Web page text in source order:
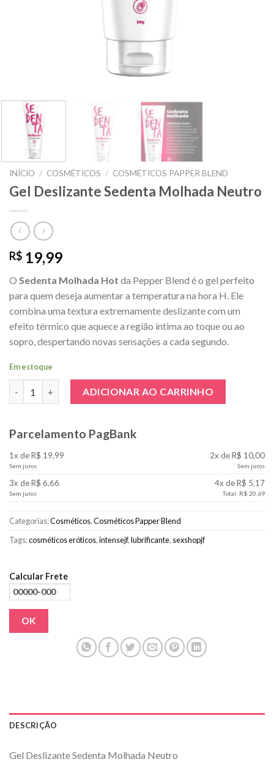
INÍCIO / COSMÉTICOS / COSMÉTICOS PAPPER BLEND
Gel Deslizante Sedenta Molhada Neutro
R$ 19,99
O Sedenta Molhada Hot da Pepper Blend é o gel perfeito
para quem deseja aumentar a temperatura na hora H. Ele
combina uma textura extremamente deslizante com um
efeito térmico que aquece a região íntima ao toque ou ao
sopro, despertando novas sensações a cada segundo.
Em estoque
ADICIONAR AO CARRINHO
Parcelamento PagBank
1x de R$ 19,99
Sem juros
2x de R$ 10,00
Sem juros
3x de R$ 6,66
Sem juros
4x de R$ 5,17
Total: R$ 20,69
Categorias:Cosméticos,Cosméticos Papper Blend
Tags:cosméticos eróticos,intensejf,lubrificante, sexshopjf
Calcular Frete
OK
DESCRIÇÃO
Gel Deslizante Sedenta Molhada Neutro